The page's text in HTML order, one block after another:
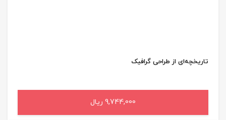
تاریخچه‌ای از طراحی گرافیک
9,744,000 ریال
افزودن به سبد خرید